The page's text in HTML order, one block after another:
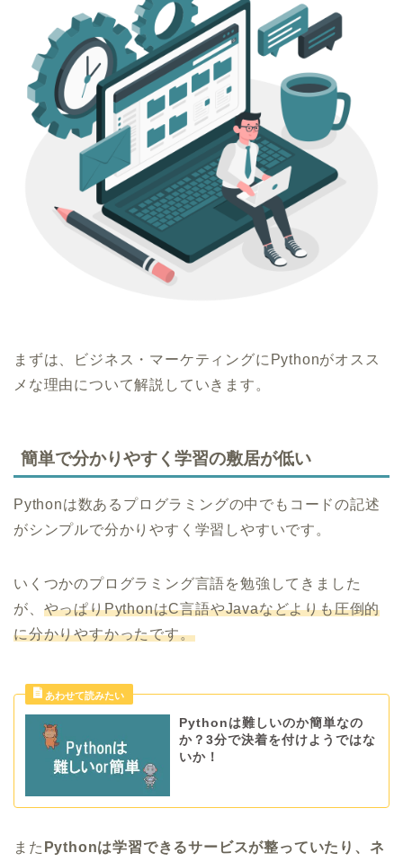
まずは、ビジネス・マーケティングにPythonがオスス
メな理由について解説していきます。
簡単で分かりやすく学習の敷居が低い
Pythonは数あるプログラミングの中でもコードの記述
がシンプルで分かりやすく学習しやすいです。
いくつかのプログラミング言語を勉強してきました
が、 やっぱりPythonはC言語やJavaなどよりも圧倒的
に分かりやすかったです。
Pythonは難しいのか簡単なの
か？3分で決着を付けようではな
いか！
また Pythonは学習できるサービスが整っていたり、ネ